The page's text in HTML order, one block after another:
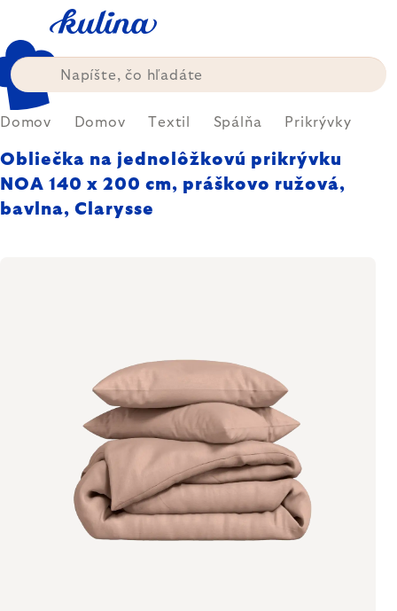
obsah
Domov Domov Textil Spálňa Prikrývky
Obliečka na jednolôžkovú prikrývku
NOA 140 x 200 cm, práškovo ružová,
bavlna, Clarysse